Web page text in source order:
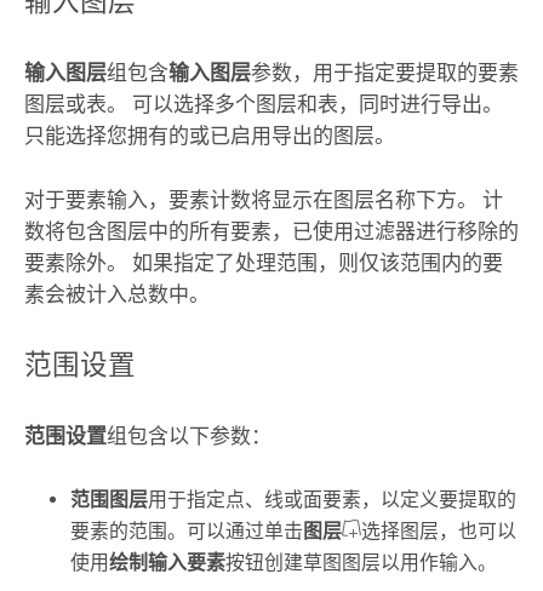
输入图层组包含输入图层参数，用于指定要提取的要素
图层或表。 可以选择多个图层和表，同时进行导出。
只能选择您拥有的或已启用导出的图层。
对于要素输入，要素计数将显示在图层名称下方。 计
数将包含图层中的所有要素，已使用过滤器进行移除的
要素除外。 如果指定了处理范围，则仅该范围内的要
素会被计入总数中。
范围设置
范围设置组包含以下参数：
范围图层用于指定点、线或面要素，以定义要提取的
要素的范围。 可以通过单击 图层
选择图层，也可以
使用绘制输入要素按钮创建草图图层以用作输入。